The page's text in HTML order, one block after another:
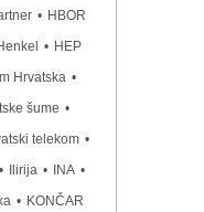
• HBOR
• HEP
Hrvatska •
šume •
telekom •
• Ilirija • INA •
• KONČAR